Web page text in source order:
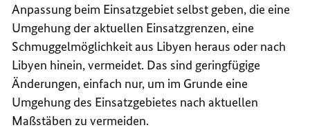
Anpassung beim Einsatzgebiet selbst geben, die eine
Umgehung der aktuellen Einsatzgrenzen, eine
Schmuggelmöglichkeit aus Libyen heraus oder nach
Libyen hinein, vermeidet. Das sind geringfügige
Änderungen, einfach nur, um im Grunde eine
Umgehung des Einsatzgebietes nach aktuellen
Maßstäben zu vermeiden.